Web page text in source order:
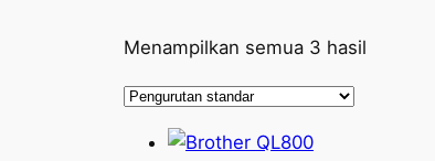
Menampilkan semua 3 hasil